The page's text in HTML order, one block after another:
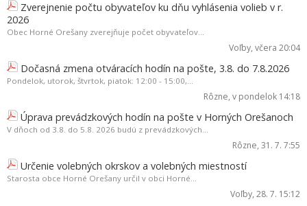
Zverejnenie počtu obyvateľov ku dňu vyhlásenia volieb v r.
2026
Obec Horné Orešany zverejňuje počet obyvateľov...
Voľby, včera 20:04
Dočasná zmena otváracích hodín na pošte, 3.8. do 7.8.2026
Pondelok, utorok, štvrtok, piatok: 12:00 - 15:00,...
Rôzne, v pondelok 14:18
Úprava prevádzkových hodín na pošte v Horných Orešanoch
V dňoch od 3.8. do 5.8. 2026 budú z prevádzkových...
Rôzne, 31. 7. 7:55
Určenie volebných okrskov a volebných miestností
Starosta obce Horné Orešany určil v obci Horné...
Voľby, 28. 7. 15:12